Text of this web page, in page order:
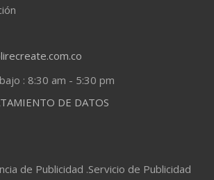
: 8:30 am - 5:30 pm
DE DATOS
de Publicidad .Servicio de Publicidad